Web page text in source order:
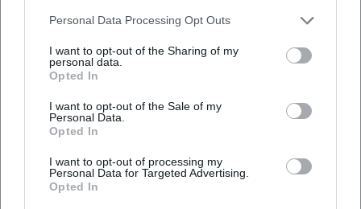
Personal Data Processing Opt Outs
I want to opt-out of the Sharing of my
personal data.
Opted In
I want to opt-out of the Sale of my
Personal Data.
Opted In
I want to opt-out of processing my
Personal Data for Targeted Advertising.
Opted In
geschützt?